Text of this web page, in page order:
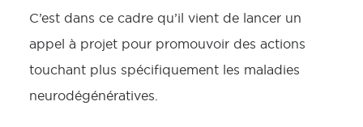
C’est dans ce cadre qu’il vient de lancer un
appel à projet pour promouvoir des actions
touchant plus spécifiquement les maladies
neurodégénératives.